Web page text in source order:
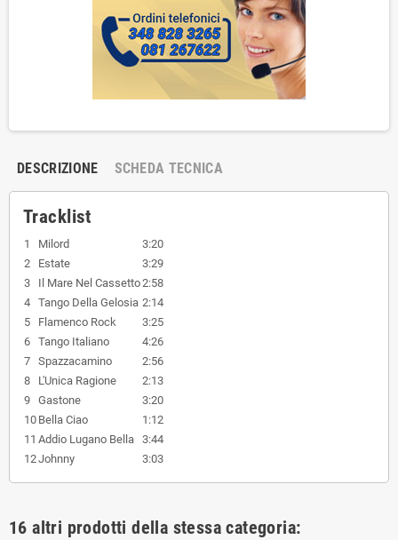
DESCRIZIONE SCHEDA TECNICA
Tracklist
1 Milord
3:20
2
Estate
3:29
3
Il Mare Nel Cassetto2:58
4 Tango Della Gelosia 2:14
5
Flamenco Rock
3:25
6 Tango Italiano
4:26
7 Spazzacamino
2:56
8
L'Unica Ragione
2:13
9 Gastone
3:20
10 Bella Ciao
1:12
11 Addio Lugano Bella 3:44
12Johnny 3:03
16 altri prodotti della stessa categoria: